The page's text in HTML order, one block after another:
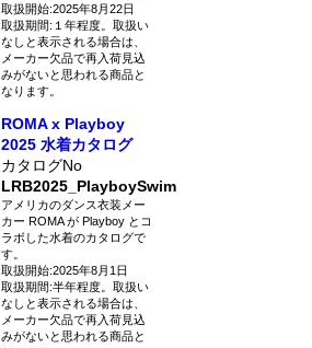
取扱開始:2025年8月22日
取扱期間:１年程度。取扱い
なしと表示される場合は、
メーカー欠品で再入荷見込
みがないと思われる商品と
なります。
ROMA x Playboy
2025 水着カタログ
カタログNo
LRB2025_PlayboySwim
アメリカのダンス衣装メー
カー ROMA が Playboy とコ
ラボした水着のカタログで
す。
取扱開始:2025年8月1日
取扱期間:半年程度。取扱い
なしと表示される場合は、
メーカー欠品で再入荷見込
みがないと思われる商品と